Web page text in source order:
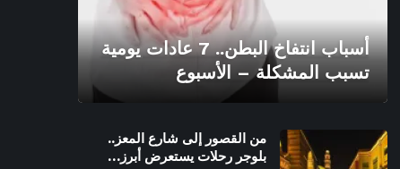
أسباب انتفاخ البطن.. 7 عادات يومية
تسبب المشكلة – الأسبوع
من القصور إلى شارع المعز..
بلوجر رحلات يستعرض أبرز…